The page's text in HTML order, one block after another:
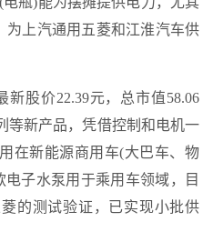
为上汽通用五菱和江淮汽车供
新股价22.39元，总市值58.06
等新产品，凭借控制和电机一
在新能源商用车(大巴车、物
子水泵用于乘用车领域，目
的测试验证，已实现小批供